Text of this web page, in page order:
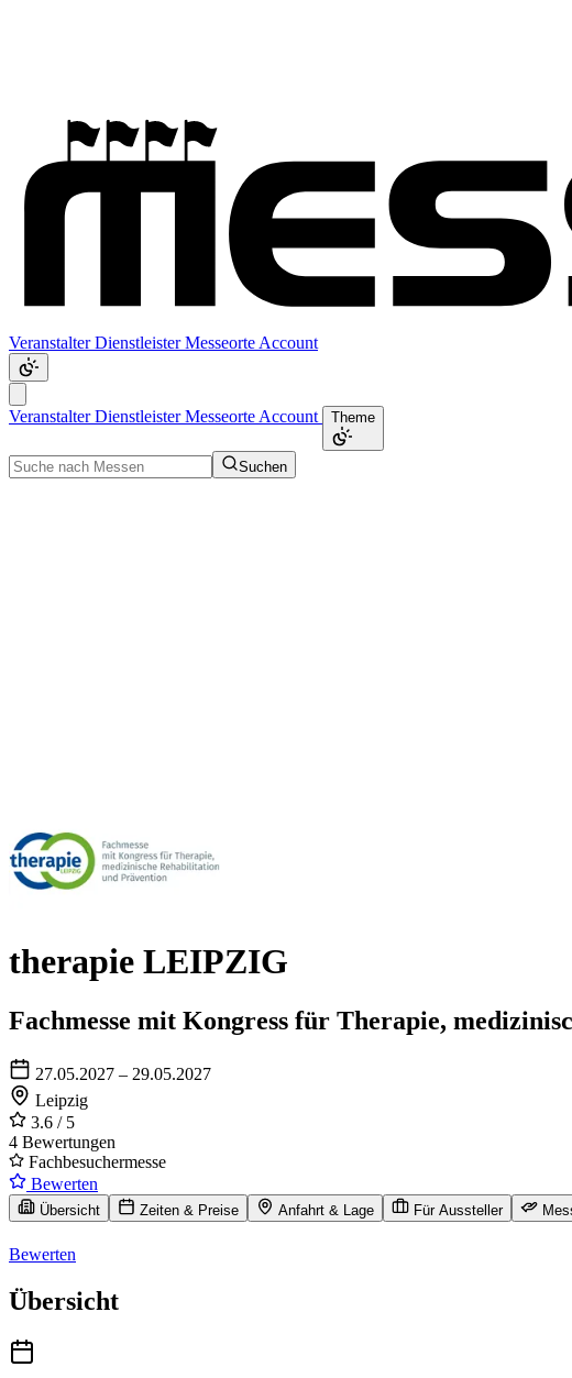
VeranstalterDienstleisterMesseorte Account
VeranstalterDienstleisterMesseorte Account Theme
Suchen
therapie LEIPZIG
Fachmesse mit Kongress für Therapie,
27.05.2027 – 29.05.2027
Leipzig
3.6 / 5
4 Bewertungen
Fachbesuchermesse
Bewerten
Übersicht Zeiten & Preise Anfahrt & Lage Für Aussteller
Bewerten
Übersicht